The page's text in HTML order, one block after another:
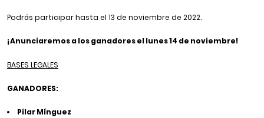
Podrás participar hasta el 13 de noviembre de 2022.
¡Anunciaremos a los ganadores el lunes 14 de noviembre!
BASES LEGALES
GANADORES:
Pilar Mínguez